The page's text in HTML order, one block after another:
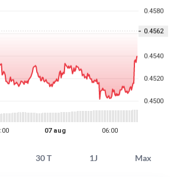
30 T 1J Max